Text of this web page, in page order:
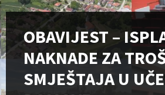
OBAVIJEST –
NAKNADE ZA
SMJEŠTAJA U